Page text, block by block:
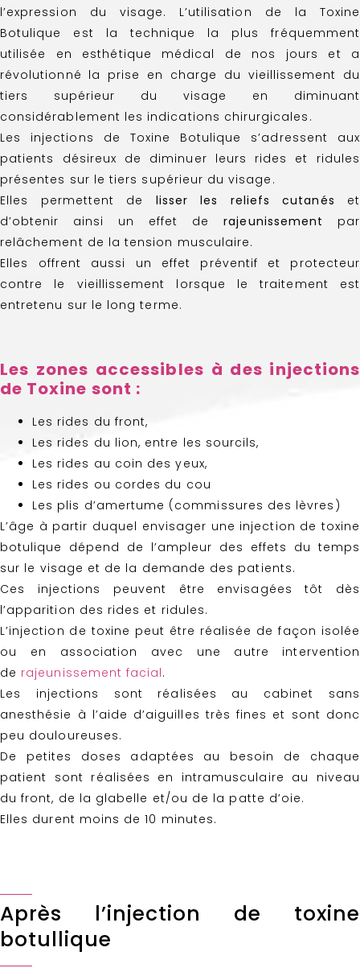
l’expression du visage. L’utilisation de la Toxine
Botulique est la technique la plus fréquemment
utilisée en esthétique médical de nos jours et a
révolutionné la prise en charge du vieillissement du
tiers supérieur du visage en diminuant
considérablement les indications chirurgicales.
Les injections de Toxine Botulique s’adressent aux
patients désireux de diminuer leurs rides et ridules
présentes sur le tiers supérieur du visage.
Elles permettent de lisser les reliefs cutanés et
d’obtenir ainsi un effet derajeunissement
par
relâchement de la tension musculaire.
Elles offrent aussi un effet préventif et protecteur
contre le vieillissement lorsque le traitement est
entretenu sur le long terme.
Les zones accessibles à des injections
de Toxine sont :
Les rides du front,
Les rides du lion, entre les sourcils,
Les rides au coin des yeux,
Les rides ou cordes du cou
Les plis d’amertume (commissures des lèvres)
L’âge à partir duquel envisager une injection de toxine
botulique dépend de l’ampleur des effets du temps
sur le visage et de la demande des patients.
Ces injections peuvent être envisagées tôt dès
l’apparition des rides et ridules.
L’injection de toxine peut être réalisée de façon isolée
ou en association avec une autre intervention
de rajeunissement facial.
Les injections sont réalisées au cabinet sans
anesthésie à l’aide d’aiguilles très fines et sont donc
peu douloureuses.
De petites doses adaptées au besoin de chaque
patient sont réalisées en intramusculaire au niveau
du front, de la glabelle et/ou de la patte d’oie.
Elles durent moins de 10 minutes.
Après l’injection de toxine
botullique